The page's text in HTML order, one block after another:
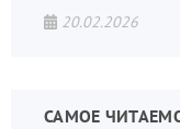
20.02.2026
САМОЕ